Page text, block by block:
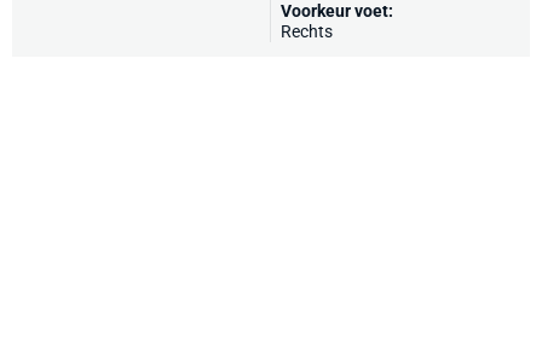
Voorkeur voet:
Rechts